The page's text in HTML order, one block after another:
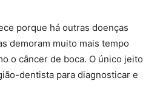
porque há outras doenças
demoram muito mais tempo
o câncer de boca. O único jeito
dentista para diagnosticar e